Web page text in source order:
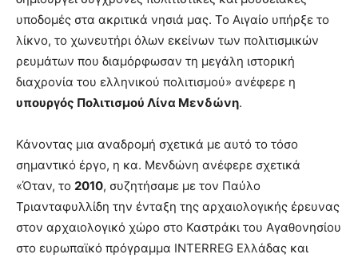
υποδομές στα ακριτικά νησιά μας. Το Αιγαίο υπήρξε το
λίκνο, το χωνευτήρι όλων εκείνων των πολιτισμικών
ρευμάτων που διαμόρφωσαν τη μεγάλη ιστορική
διαχρονία του ελληνικού πολιτισμού» ανέφερε η
υπουργός Πολιτισμού Λίνα Μενδώνη.
Κάνοντας μια αναδρομή σχετικά με αυτό το τόσο
σημαντικό έργο, η κα. Μενδώνη ανέφερε σχετικά
«Όταν, το 2010, συζητήσαμε με τον Παύλο
Τριανταφυλλίδη την ένταξη της αρχαιολογικής έρευνας
στον αρχαιολογικό χώρο στο Καστράκι του Αγαθονησίου
στο ευρωπαϊκό πρόγραμμα INTERREG Ελλάδας και